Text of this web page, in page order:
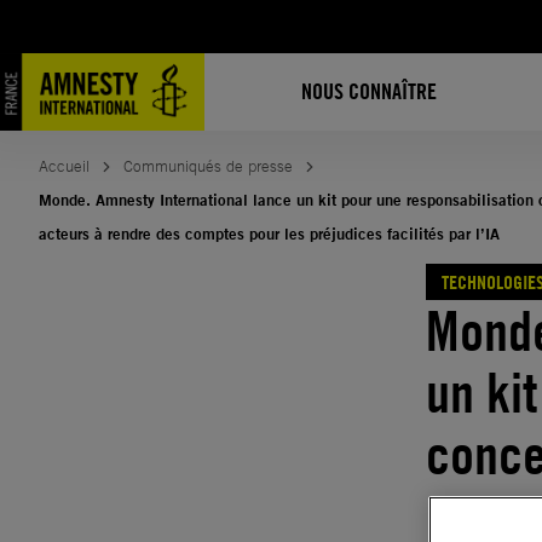
NOUS CONNAÎTRE
contenu
Accueil
Communiqués de presse
Monde. Amnesty International lance un kit pour une responsabilisation
acteurs à rendre des comptes pour les préjudices facilités par l’IA
un